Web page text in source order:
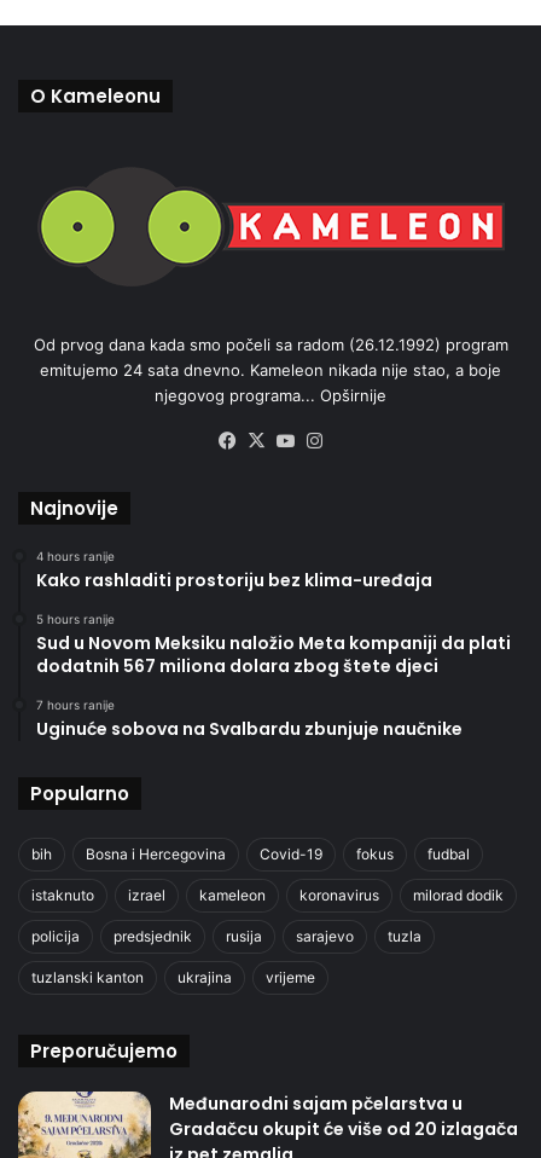
O Kameleonu
Od prvog dana kada smo počeli sa radom (26.12.1992) program
emitujemo 24 sata dnevno. Kameleon nikada nije stao, a boje
njegovog programa... Opširnije
Facebook
X YouTube
Najnovije
4 hours ranije
Kako rashladiti prostoriju bez klima-uređaja
5 hours ranije
Sud u Novom Meksiku naložio Meta kompaniji da plati
dodatnih 567 miliona dolara zbog štete djeci
7 hours ranije
Uginuće sobova na Svalbardu zbunjuje naučnike
Popularno
bih Bosna i Hercegovina Covid-19 fokus fudbal
istaknuto izrael kameleon koronavirus milorad dodik
policija predsjednik rusija sarajevo tuzla
tuzlanski kanton ukrajina vrijeme
Preporučujemo
Međunarodni sajam pčelarstva u
Gradačcu okupit će više od 20 izlagača